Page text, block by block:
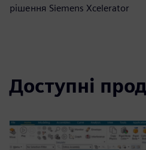
рішення Siemens Xcelerator
Доступні